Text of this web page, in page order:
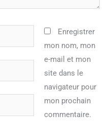
Enregistrer
mon nom, mon
e-mail et mon
site dans le
navigateur pour
mon prochain
commentaire.